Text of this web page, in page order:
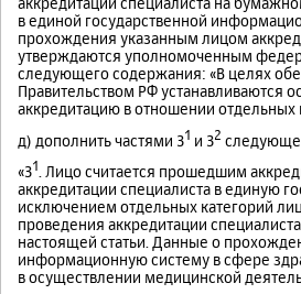
в единой государственной
прохождения указанным лицом
утверждаются уполномоченным
следующего содержания: «В целях
Правительством РФ устанавливаются
аккредитацию в отношении отдельных
д) дополнить частями З1 и З2
«З1
. Лицо считается прошедшим
аккредитации специалиста в единую
исключением отдельных категорий
проведения аккредитации
настоящей статьи. Данные о
информационную систему в сфере
в осуществлении медицинской